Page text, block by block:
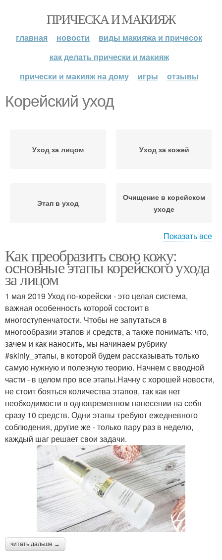
ПРИЧЕСКА И МАКИЯЖ
главная новости
виды макияжа и причесок
как делать прически и макияж
прически и макияж на дому
игры отзывы
Корейский уход
Уход за лицом Уход за кожей
Этап в уход
Очищение в корейском
уходе
Корейские маски Корейские сыворотки
Показать все
Как преобразить свою кожу:
основные этапы корейского ухода
за лицом
1 мая 2019 Уход по-корейски - это целая система,
важная особенность которой состоит в
многоступенчатости. Чтобы не запутаться в
многообразии этапов и средств, а также понимать: что,
зачем и как наносить, мы начинаем рубрику
#skinly_этапы, в которой будем рассказывать только
самую нужную и полезную теорию. Начнем с вводной
части - в целом про все этапы.Начну с хорошей новости,
не стоит бояться количества этапов, так как нет
необходимости в одновременном нанесении на себя
сразу 10 средств. Одни этапы требуют ежедневного
соблюдения, другие же - только пару раз в неделю,
каждый шаг решает свои задачи.
читать дальше →